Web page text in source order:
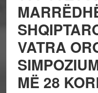
VATRA
MË 28